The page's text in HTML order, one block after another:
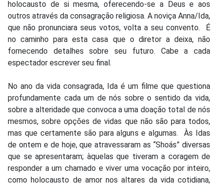
holocausto de si mesma, oferecendo-se a Deus e aos
outros através da consagração religiosa. A noviça Anna/Ida,
que não pronunciara seus votos, volta a seu convento. É
no caminho para esta casa que o diretor a deixa, não
fornecendo detalhes sobre seu futuro. Cabe a cada
espectador escrever seu final.
No ano da vida consagrada, Ida é um filme que questiona
profundamente cada um de nós sobre o sentido da vida,
sobre a alteridade que convoca a uma doação total de nós
mesmos, sobre opções de vidas que não são para todos,
mas que certamente são para alguns e algumas. Às Idas
de ontem e de hoje, que atravessaram as “Shoás” diversas
que se apresentaram; àquelas que tiveram a coragem de
responder a um chamado e viver uma vocação por inteiro,
como holocausto de amor nos altares da vida cotidiana,